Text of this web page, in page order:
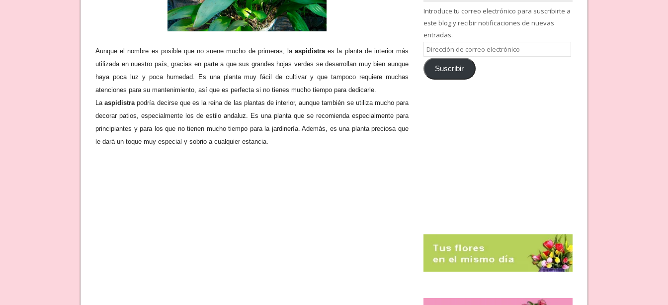
Aunque el nombre es posible que no suene mucho de primeras, la aspidistraes la planta de interior más
utilizada en nuestro país, gracias en parte a que sus grandes hojas verdes se desarrollan muy bien aunque
haya poca luz y poca humedad. Es una planta muy fácil de cultivar y que tampoco requiere muchas
atenciones para su mantenimiento, así que es perfecta si no tienes mucho tiempo para dedicarle.
Laaspidistrapodría decirse que es la reina de las plantas de interior, aunque también se utiliza mucho para
decorar patios, especialmente los de estilo andaluz. Es una planta que se recomienda especialmente para
principiantes y para los que no tienen mucho tiempo para la jardinería. Además, es una planta preciosa que
le dará un toque muy especial y sobrio a cualquier estancia.
Introduce tu correo electrónico para suscribirte a
este blog y recibir notificaciones de nuevas
entradas.
Dirección
de
correoSuscribir